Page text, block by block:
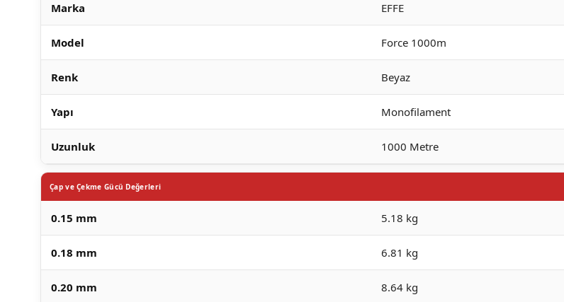
Marka EFFE
Model Force 1000m
Renk Beyaz
Yapı Monofilament
Uzunluk 1000 Metre
Çap ve Çekme Gücü Değerleri
0.15 mm 5.18 kg
0.18 mm 6.81 kg
0.20 mm 8.64 kg